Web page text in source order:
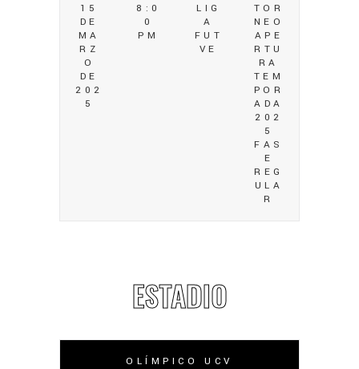
15
DE
MA
RZ
O
DE
202
5
8:0
0
PM
LIG
A
FUT
VE
TOR
NEO
APE
RTU
RA
TEM
POR
ADA
202
5
FAS
E
REG
ULA
R
ESTADIO
OLÍMPICO UCV